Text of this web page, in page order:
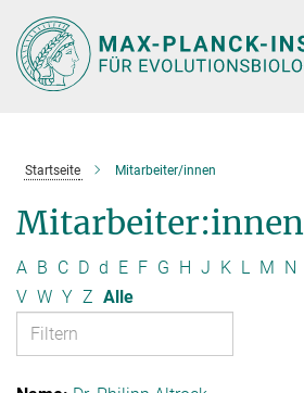
Hauptinhalt
Startseite Mitarbeiter/innen
Mitarbeiter:innen
A B C D d E F G H J K L M N
V W Y Z Alle